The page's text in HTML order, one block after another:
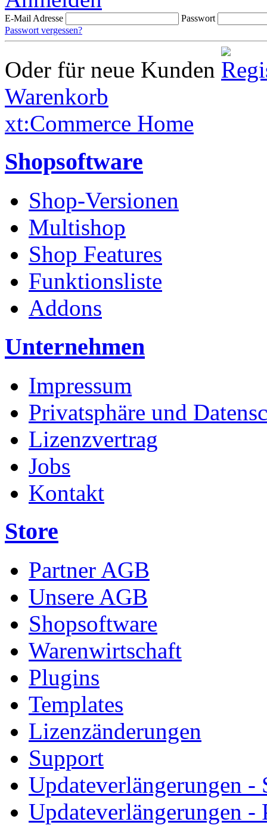
E-Mail Adresse
Passwort
Passwort vergessen?
Oder für neue Kunden
Warenkorb
xt:Commerce Home
Shopsoftware
Shop-Versionen
Multishop
Shop Features
Funktionsliste
Addons
Unternehmen
Impressum
Privatsphäre und
Lizenzvertrag
Jobs
Kontakt
Store
Partner AGB
Unsere AGB
Shopsoftware
Warenwirtschaft
Plugins
Templates
Lizenzänderungen
Support
Updateverlängerungen -
Updateverlängerungen -